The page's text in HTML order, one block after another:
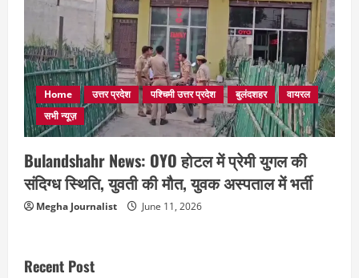
Home उत्तर प्रदेश पश्चिमी उत्तर प्रदेश बुलंदशहर
वायरल
सभी न्यूज़
Bulandshahr News: OYO होटल में प्रेमी युगल की
संदिग्ध स्थिति, युवती की मौत, युवक अस्पताल में भर्ती
Megha Journalist June 11, 2026
Recent Post